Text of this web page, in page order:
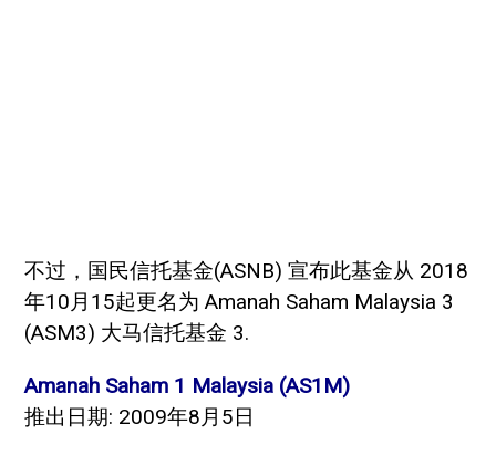
不过，国民信托基金(ASNB) 宣布此基金从 2018
年10月15起更名为 Amanah Saham Malaysia 3
(ASM3) 大马信托基金 3.
Amanah Saham 1 Malaysia (AS1M)
推出日期: 2009年8月5日